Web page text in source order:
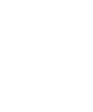
案报价
需求及疑问，请来电